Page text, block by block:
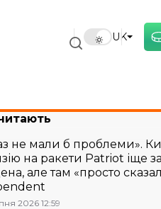
UK
не мали б проблеми».
на ракети Patriot іще за
але там «просто
2026 12:59